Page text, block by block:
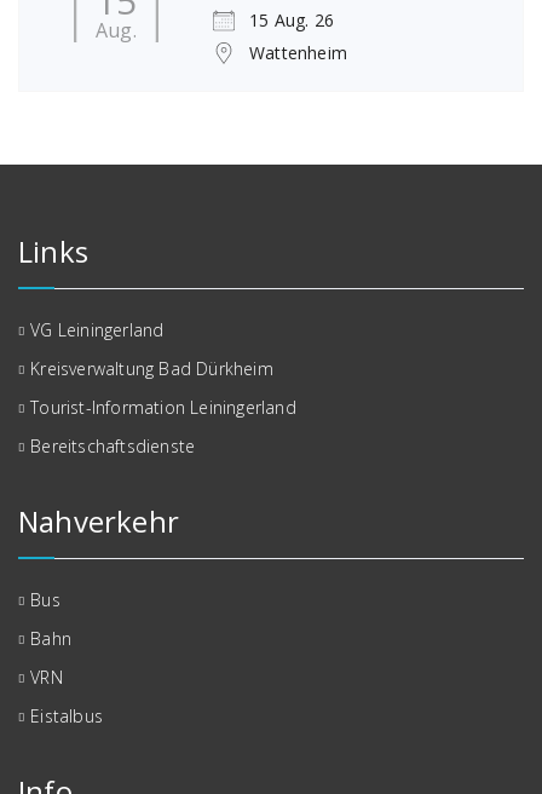
Aug.
15 Aug. 26
Wattenheim
Links
VG Leiningerland
Kreisverwaltung Bad Dürkheim
Tourist-Information Leiningerland
Bereitschaftsdienste
Nahverkehr
Bus
Bahn
VRN
Eistalbus